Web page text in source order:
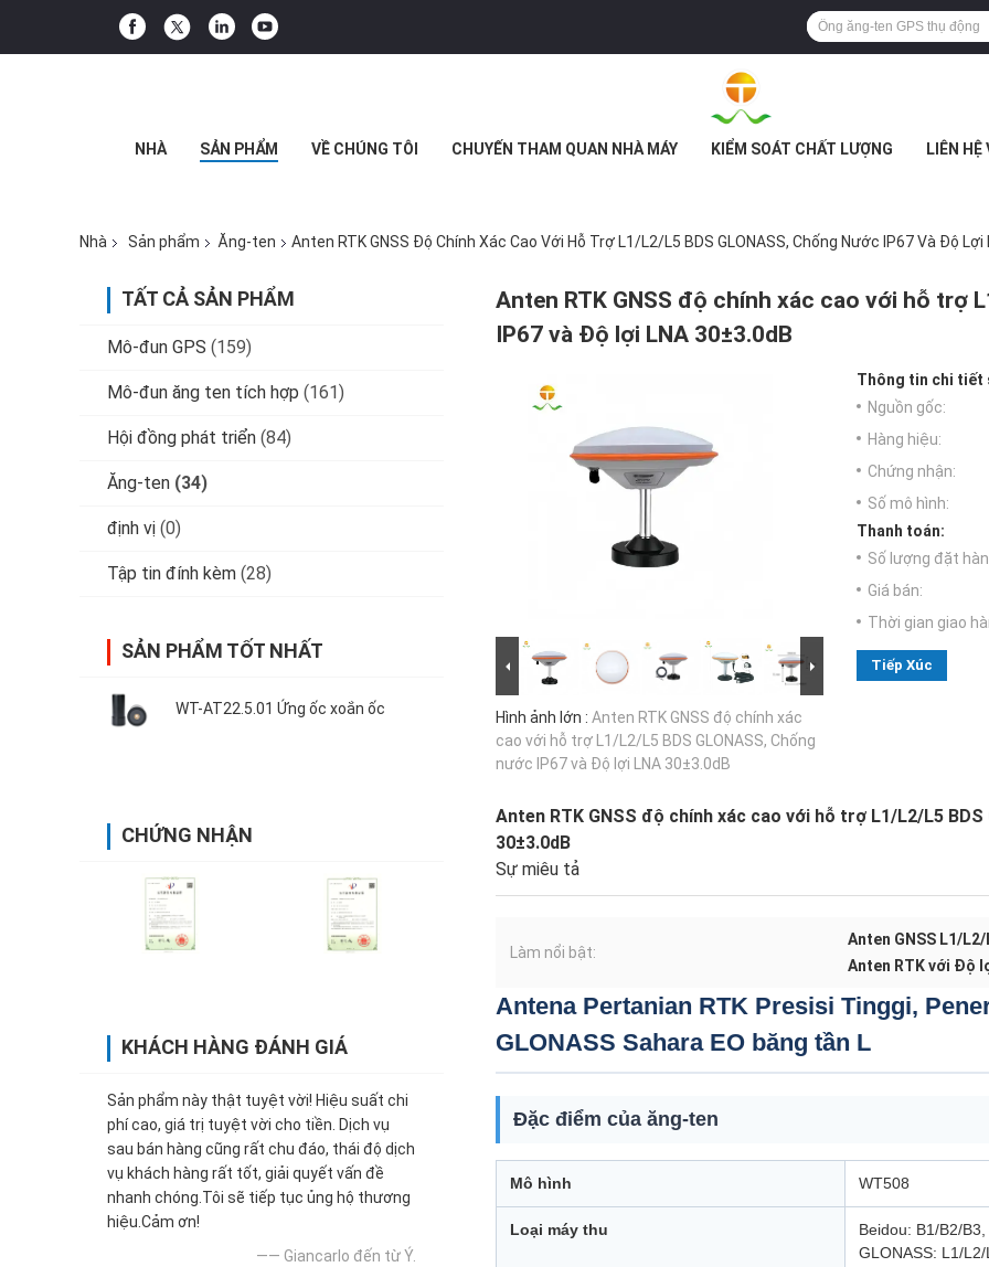
NHÀ SẢN PHẨM VỀ CHÚNG TÔI CHUYẾN THAM QUAN NHÀ MÁY KIỂM SOÁT CHẤT LƯỢNG LIÊN HỆ
Nhà Sản phẩm Ăng-ten Anten RTK GNSS Độ Chính Xác Cao Với Hỗ Trợ L1/L2/L5 BDS GLONASS, Chống Nước IP67 Và Độ Lợi
TẤT CẢ SẢN PHẨM
Mô-đun GPS (159)
Mô-đun ăng ten tích hợp (161)
Hội đồng phát triển (84)
Ăng-ten (34)
định vị (0)
Tập tin đính kèm (28)
SẢN PHẨM TỐT NHẤT
WT-AT22.5.01 Ứng ốc xoắn ốc
CHỨNG NHẬN
KHÁCH HÀNG ĐÁNH GIÁ
Sản phẩm này thật tuyệt vời! Hiệu suất chi
phí cao, giá trị tuyệt vời cho tiền. Dịch vụ
sau bán hàng cũng rất chu đáo, thái độ dịch
vụ khách hàng rất tốt, giải quyết vấn đề
nhanh chóng.Tôi sẽ tiếp tục ủng hộ thương
hiệu.Cảm ơn!
—— Giancarlo đến từ Ý.
Anten RTK GNSS độ chính xác cao với hỗ trợ
IP67 và Độ lợi LNA 30±3.0dB
Hình ảnh lớn : Anten RTK GNSS độ chính xác
cao với hỗ trợ L1/L2/L5 BDS GLONASS, Chống
nước IP67 và Độ lợi LNA 30±3.0dB
Thông tin chi tiết
Nguồn gốc:
Hàng hiệu:
Chứng nhận:
Số mô hình:
Thanh toán:
Số lượng đặt
Giá bán:
Thời gian giao
Tiếp Xúc
Anten RTK GNSS độ chính xác cao với hỗ trợ L1/L2/L5
30±3.0dB
Sự miêu tả
Làm nổi bật:
Anten GNSS L1/L2/
Anten RTK với Độ
Antena Pertanian RTK Presisi Tinggi,
GLONASS Sahara EO băng tần L
Đặc điểm của ăng-ten
Mô hình WT508
Loại máy thu
Beidou: B1/B2/
GLONASS: L1/L2/